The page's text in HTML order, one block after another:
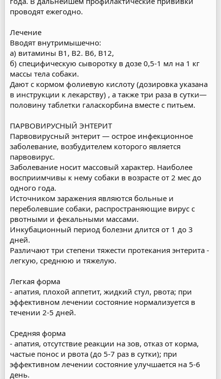
проводят ежегодно.
Лечение
Вводят внутримышечно:
а) витамины В1, В2. В6, В12,
б) специфическую сыворотку в дозе 0,5-1 мл на 1 кг
массы тела собаки.
Дают с кормом фолиевую кислоту (дозировка указана
в инструкции к лекарству) , а также три раза в сутки—
половину таблетки галаскорбина вместе с питьем.
ПАРВОВИРУСНЫЙ ЭНТЕРИТ
Парвовирусный энтерит — острое инфекционное
заболевание, возбудителем которого является
парвовирус.
Заболевание носит массовый характер. Наиболее
восприимчивы к нему собаки в возрасте от 2 мес до
одного года.
Источником заражения являются больные и
переболевшие собаки, распространяющие вирус с
рвотными и фекальными массами.
Инкубационный период болезни длится от 1 до 3
дней.
Различают три степени тяжести протекания энтерита -
легкую, среднюю и тяжелую.
Легкая форма
- апатия, плохой аппетит, жидкий стул, рвота; при
эффективном лечении состояние нормализуется в
течении 2-5 дней.
Средняя форма
- апатия, отсутствие реакции на зов, отказ от корма,
частые понос и рвота (до 5-7 раз в сутки); при
эффективном лечении состояние улучшается на 5-6
день.